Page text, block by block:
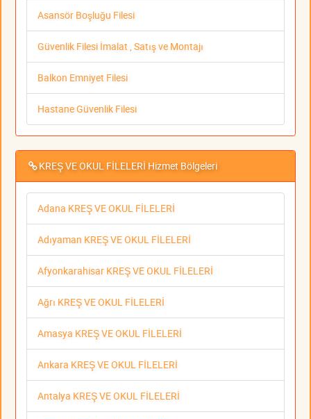
Asansör Boşluğu Filesi
Güvenlik Filesi İmalat , Satış ve Montajı
Balkon Emniyet Filesi
Hastane Güvenlik Filesi
KREŞ VE OKUL FİLELERİ Hizmet Bölgeleri
Adana KREŞ VE OKUL FİLELERİ
Adıyaman KREŞ VE OKUL FİLELERİ
Afyonkarahisar KREŞ VE OKUL FİLELERİ
Ağrı KREŞ VE OKUL FİLELERİ
Amasya KREŞ VE OKUL FİLELERİ
Ankara KREŞ VE OKUL FİLELERİ
Antalya KREŞ VE OKUL FİLELERİ